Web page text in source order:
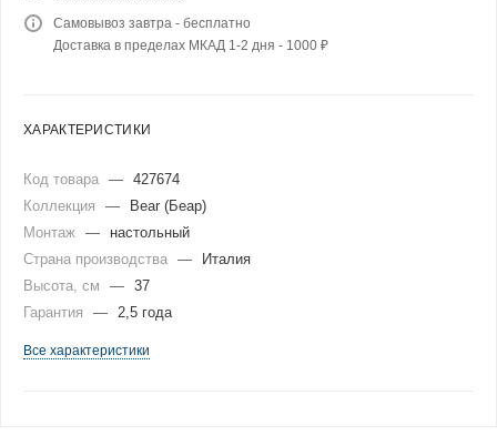
Самовывоз завтра - бесплатно
Доставка в пределах МКАД 1-2 дня - 1000 ₽
ХАРАКТЕРИСТИКИ
Код товара — 427674
Коллекция
—
Bear (Беар)
Монтаж —
настольный
Страна производства —
Италия
Высота, см
— 37
Гарантия
— 2,5 года
Все характеристики